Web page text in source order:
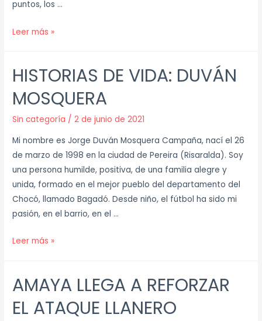
puntos, los …
Leer más »
HISTORIAS DE VIDA: DUVÁN
MOSQUERA
Sin categoría /2 de junio de 2021
Mi nombre es Jorge Duván Mosquera Campaña, nací el 26
de marzo de 1998 en la ciudad de Pereira (Risaralda). Soy
una persona humilde, positiva, de una familia alegre y
unida, formado en el mejor pueblo del departamento del
Chocó, llamado Bagadó. Desde niño, el fútbol ha sido mi
pasión, en el barrio, en el …
Leer más »
AMAYA LLEGA A REFORZAR
EL ATAQUE LLANERO